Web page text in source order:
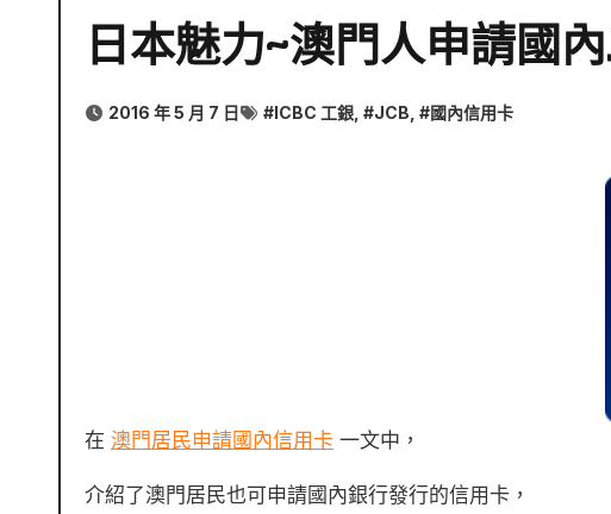
日本魅力~澳門人申請國
2016 年 5 月 7 日 #ICBC 工銀 , #JCB , #國內信用卡
澳門居民申請國內信用卡 一文中，
介紹了澳門居民也可申請國內銀行發行的信用卡，